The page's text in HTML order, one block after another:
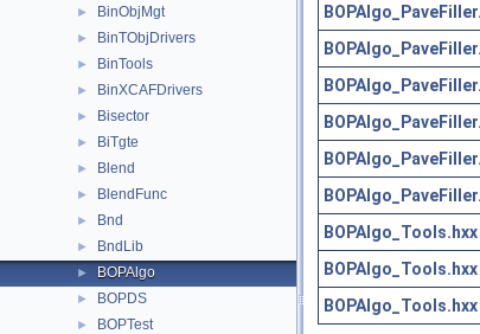
► BinObjMgt
► BinTObjDrivers
► BinTools
► BinXCAFDrivers
► Bisector
► BiTgte
► Blend
► BlendFunc
► Bnd
► BndLib
► BOPAlgo
► BOPDS
► BOPTest
BOPAlgo_Tools.hxx
BOPAlgo_Tools.hxx
BOPAlgo_Tools.hxx